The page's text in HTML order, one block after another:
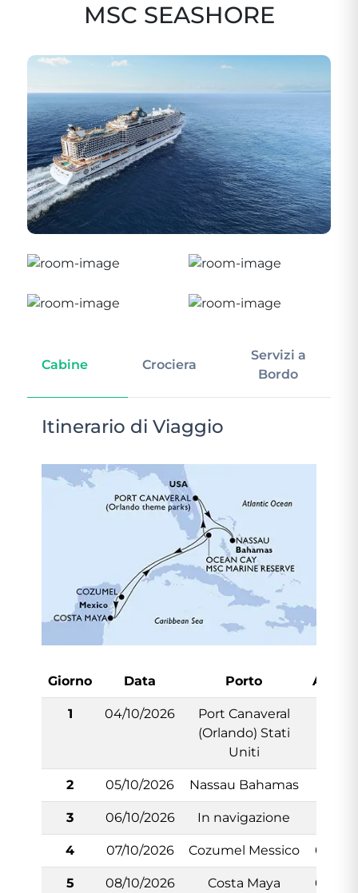
MSC SEASHORE
Cabine Crociera
Servizi a
Bordo
Itinerario di Viaggio
Giorno Data Porto Arrivo
1 04/10/2026
Port Canaveral
(Orlando) Stati
Uniti
2 05/10/2026 Nassau Bahamas
3 06/10/2026 In navigazione
4 07/10/2026 Cozumel Messico 08:00
5 08/10/2026
Costa Maya
07:00